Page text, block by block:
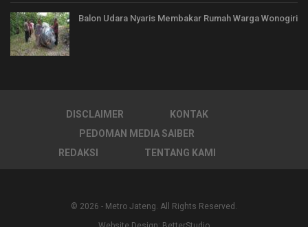
Balon Udara Nyaris Membakar Rumah Warga Wonogiri
DISCLAIMER
KONTAK
PEDOMAN MEDIA SAIBER
REDAKSI
TENTANG KAMI
© 2026 - Metro Jateng. All Rights Reserved.